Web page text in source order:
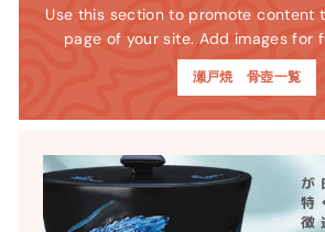
Use this section to promote content
page of your site. Add images for
瀬戸焼 骨壺一覧